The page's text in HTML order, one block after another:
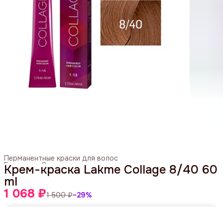
Перманентные краски для волос
Средства для окрашивания ›
Главная
Крем-краска Lakme Collage 8/40 60
ml
1 068 ₽1 500 ₽−29%